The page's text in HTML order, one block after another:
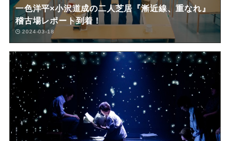
一色洋平×小沢道成の二人芝居『漸近線、重なれ』
稽古場レポート到着！
2024-03-18